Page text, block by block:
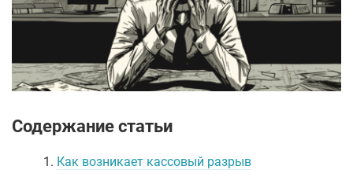
Содержание статьи
1. Как возникает кассовый разрыв